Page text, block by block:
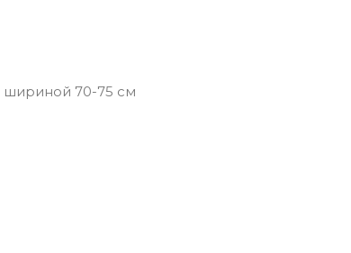
шириной 70-75 см